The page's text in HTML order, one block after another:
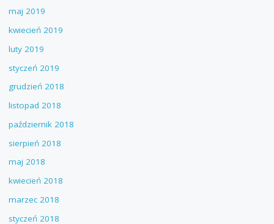
maj 2019
kwiecień 2019
luty 2019
styczeń 2019
grudzień 2018
listopad 2018
październik 2018
sierpień 2018
maj 2018
kwiecień 2018
marzec 2018
styczeń 2018